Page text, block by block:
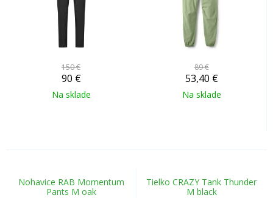
150 €
90 €
Na sklade
89 €
53,40 €
Na sklade
Nohavice RAB Momentum
Pants M oak
Tielko CRAZY Tank Thunder
M black